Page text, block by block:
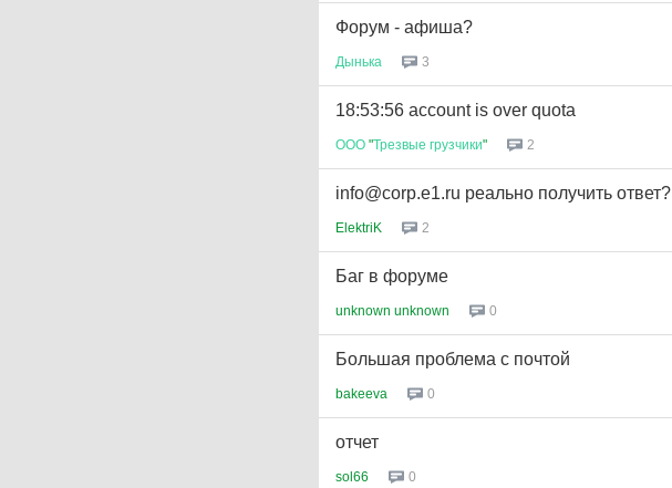
Форум - афиша?
Дынька 3
18:53:56 account is over quota
ООО "Трезвые грузчики" 2
info@corp.e1.ru реально получить ответ?
ElektriK 2
Баг в форуме
unknown unknown 0
Большая проблема с почтой
bakeeva 0
отчет
sol66 0